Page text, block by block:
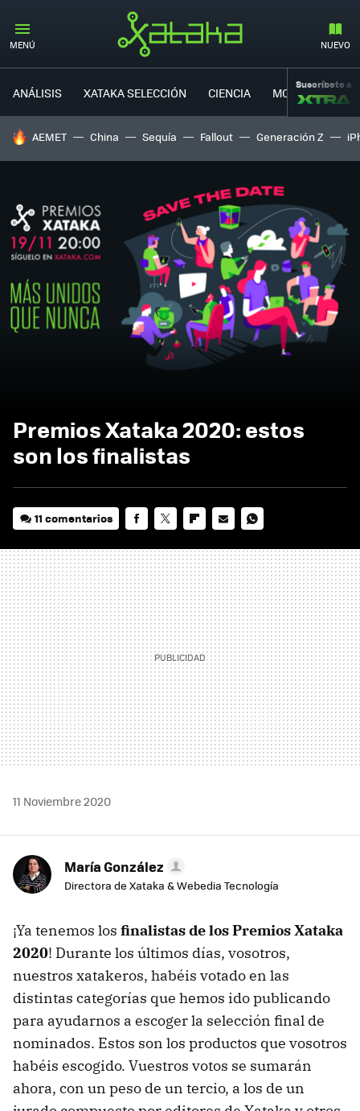
MENÚ NUEVO
ANÁLISIS XATAKA SELECCIÓN CIENCIA MOVILIDAD
Suscríbete a
HOY SE HABLA DE
AEMET China Sequía Fallout Generación Z
Premios Xataka 2020: estos
son los finalistas
11 comentarios
MAIL
11 Noviembre 2020
María González
Directora de Xataka & Webedia Tecnología
¡Ya tenemos los finalistas de los Premios Xataka
2020! Durante los últimos días, vosotros,
nuestros xatakeros, habéis votado en las
distintas categorías que hemos ido publicando
para ayudarnos a escoger la selección final de
nominados. Estos son los productos que vosotros
habéis escogido. Vuestros votos se sumarán
ahora, con un peso de un tercio, a los de un